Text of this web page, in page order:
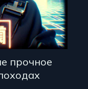
прочное